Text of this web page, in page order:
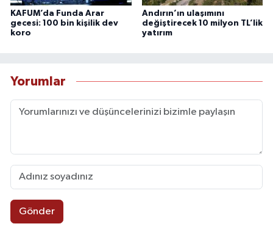
KAFUM’da Funda Arar
gecesi: 100 bin kişilik dev
koro
Andırın’ın ulaşımını
değiştirecek 10 milyon TL’lik
yatırım
Yorumlar
Gönder